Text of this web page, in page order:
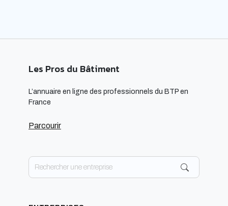
Les Pros du Bâtiment
L’annuaire en ligne des professionnels du BTP en
France
Parcourir